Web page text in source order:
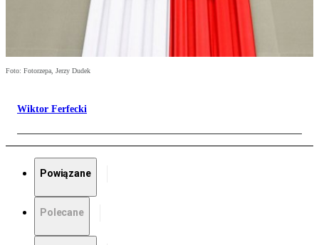
Foto: Fotorzepa, Jerzy Dudek
Wiktor Ferfecki
Powiązane
Polecane